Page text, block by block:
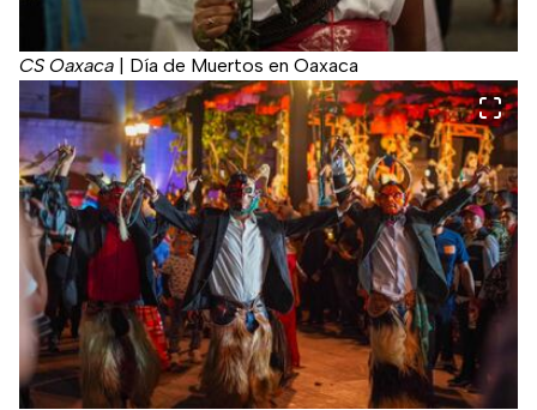
CS Oaxaca | Día de Muertos en Oaxaca